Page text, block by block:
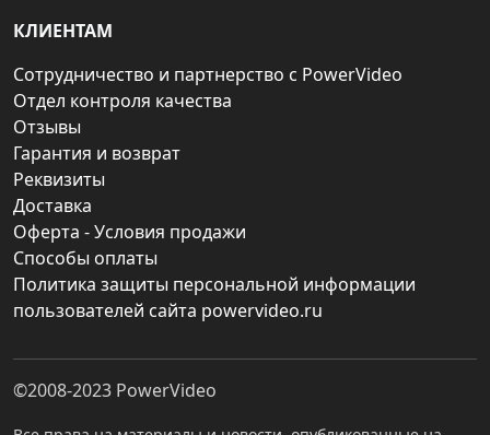
КЛИЕНТАМ
Сотрудничество и партнерство с PowerVideo
Отдел контроля качества
Отзывы
Гарантия и возврат
Реквизиты
Доставка
Оферта - Условия продажи
Способы оплаты
Политика защиты персональной информации
пользователей сайта powervideo.ru
©2008-2023 PowerVideo